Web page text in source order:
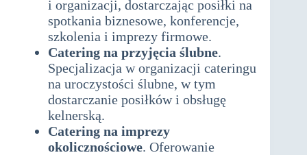
i organizacji, dostarczając posiłki na
spotkania biznesowe, konferencje,
szkolenia i imprezy firmowe.
Catering na przyjęcia ślubne.
Specjalizacja w organizacji cateringu
na uroczystości ślubne, w tym
dostarczanie posiłków i obsługę
kelnerską.
Catering na imprezy
okolicznościowe. Oferowanie